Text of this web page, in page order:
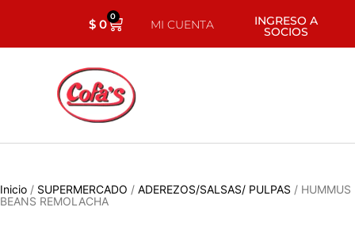
$0 0
MI CUENTA INGRESO A
SOCIOS
Inicio / SUPERMERCADO / ADEREZOS/SALSAS/ PULPAS / HUMMUS
BEANS REMOLACHA